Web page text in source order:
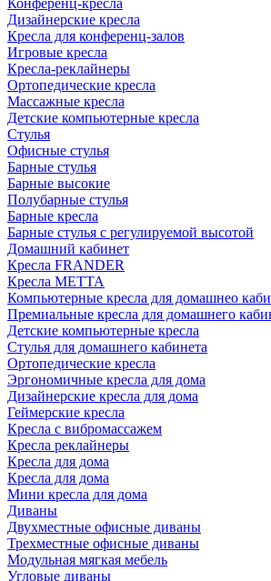
Конференц-кресла
Дизайнерские кресла
Кресла для конференц-залов
Игровые кресла
Кресла-реклайнеры
Ортопедические кресла
Массажные кресла
Детские компьютерные кресла
Стулья
Офисные стулья
Барные стулья
Барные высокие
Полубарные стулья
Барные кресла
Барные стулья с регулируемой высотой
Домашний кабинет
Кресла FRANDER
Кресла METTA
Компьютерные кресла для домашнео
Премиальные кресла для домашнего
Детские компьютерные кресла
Стулья для домашнего кабинета
Ортопедические кресла
Эргономичные кресла для дома
Дизайнерские кресла для дома
Геймерские кресла
Кресла с вибромассажем
Кресла реклайнеры
Кресла для дома
Кресла для дома
Мини кресла для дома
Диваны
Двухместные офисные диваны
Трехместные офисные диваны
Модульная мягкая мебель
Угловые диваны